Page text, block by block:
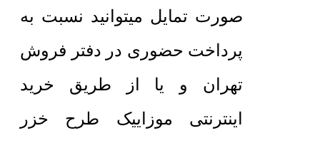
صورت تمایل میتوانید نسبت به
پرداخت حضوری در دفتر فروش
تهران و یا از طریق خرید
اینترنتی موزاییک طرح خزر